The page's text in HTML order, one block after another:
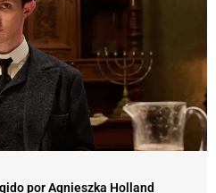
por Agnieszka Holland